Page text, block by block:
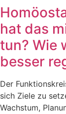
hat das
tun? Wie
besser
Der
sich Ziele zu
Wachstum,